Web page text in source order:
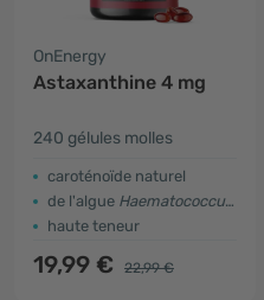
OnEnergy
Astaxanthine 4 mg
240 gélules molles
caroténoïde naturel
de l'algue Haematococcus pluvialis
haute teneur
19,99 € 22,99 €